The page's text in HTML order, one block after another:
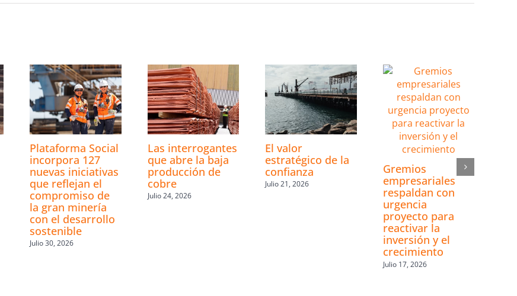
Plataforma Social
incorpora 127
nuevas iniciativas
que reflejan el
compromiso de
la gran minería
con el desarrollo
sostenible
Julio 30, 2026
Las interrogantes
que abre la baja
producción de
cobre
Julio 24, 2026
El valor
estratégico de la
confianza
Julio 21, 2026
Gremios
empresariales
respaldan con
urgencia
proyecto para
reactivar la
inversión y el
crecimiento
Julio 17, 2026